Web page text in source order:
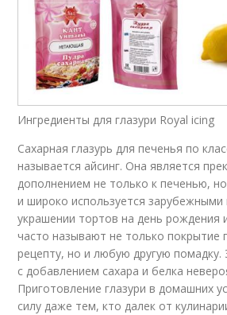
Ингредиенты для глазури Royal icing
Сахарная глазурь для печенья по
называется айсинг. Она является
дополнением не только к печенью,
и широко используется зарубежными
украшении тортов на день рождения
часто называют не только покрытие
рецепту, но и любую другую помадку.
с добавлением сахара и белка
Приготовление глазури в домашних
силу даже тем, кто далек от